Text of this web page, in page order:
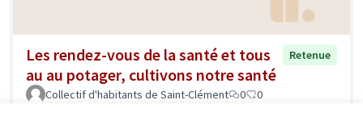
Les rendez-vous de la santé et tous
au au potager, cultivons notre santé
Retenue
Collectif d'habitants de Saint-Clément 0 0